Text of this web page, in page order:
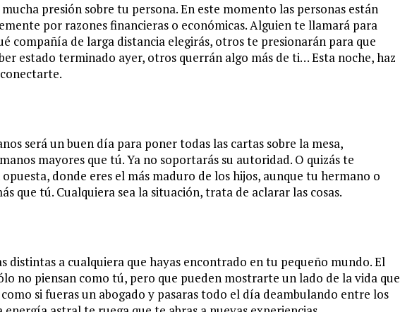
presión sobre tu persona. En este momento las personas están
por razones financieras o económicas. Alguien te llamará para
compañía de larga distancia elegirás, otros te presionarán para que
estado terminado ayer, otros querrán algo más de ti… Esta noche, haz
será un buen día para poner todas las cartas sobre la mesa,
mayores que tú. Ya no soportarás su autoridad. O quizás te
donde eres el más maduro de los hijos, aunque tu hermano o
que tú. Cualquiera sea la situación, trata de aclarar las cosas.
distintas a cualquiera que hayas encontrado en tu pequeño mundo. El
no piensan como tú, pero que pueden mostrarte un lado de la vida que
si fueras un abogado y pasaras todo el día deambulando entre los